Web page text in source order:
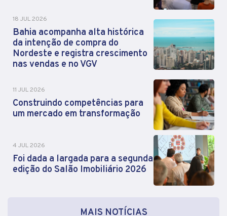
18 JUL 2026
Bahia acompanha alta histórica
da intenção de compra do
Nordeste e registra crescimento
nas vendas e no VGV
11 JUL 2026
Construindo competências para
um mercado em transformação
4 JUL 2026
Foi dada a largada para a segunda
edição do Salão Imobiliário 2026
MAIS NOTÍCIAS